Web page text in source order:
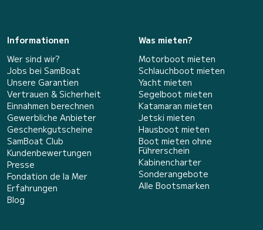
Informationen
Wer sind wir?
Jobs bei SamBoat
Unsere Garantien
Vertrauen & Sicherheit
Einnahmen berechnen
Gewerbliche Anbieter
Geschenkgutscheine
SamBoat Club
Kundenbewertungen
Presse
Fondation de la Mer
Erfahrungen
Blog
Was mieten?
Motorboot mieten
Schlauchboot mieten
Yacht mieten
Segelboot mieten
Katamaran mieten
Jetski mieten
Hausboot mieten
Boot mieten ohne
Führerschein
Kabinencharter
Sonderangebote
Alle Bootsmarken